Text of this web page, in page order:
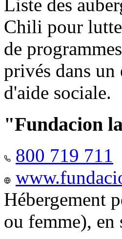
Liste des
Chili pour
de
privés dans un
d'aide sociale.
"Fundacion
800 719 711
Hébergement
ou femme),